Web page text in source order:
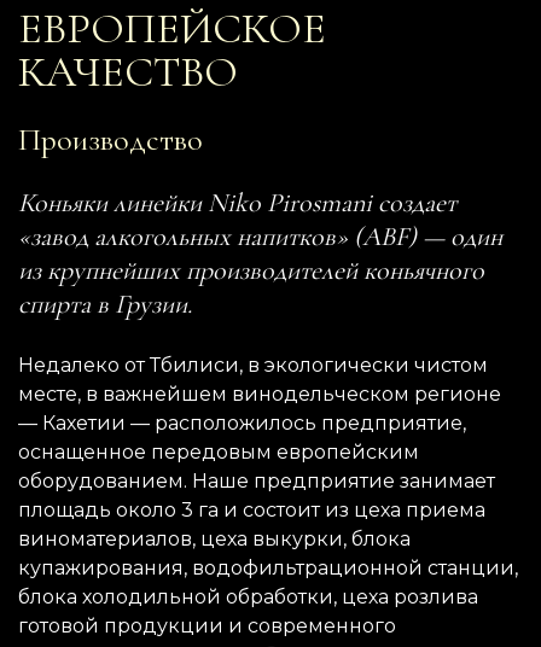
ЕВРОПЕЙСКОЕ
КАЧЕСТВО
Производство
Коньяки линейки Niko Pirosmani создает
«завод алкогольных напитков» (ABF) — один
из крупнейших производителей коньячного
спирта в Грузии.
Недалеко от Тбилиси, в экологически чистом
месте, в важнейшем винодельческом регионе
— Кахетии — расположилось предприятие,
оснащенное передовым европейским
оборудованием. Наше предприятие занимает
площадь около 3 га и состоит из цеха приема
виноматериалов, цеха выкурки, блока
купажирования, водофильтрационной станции,
блока холодильной обработки, цеха розлива
готовой продукции и современного